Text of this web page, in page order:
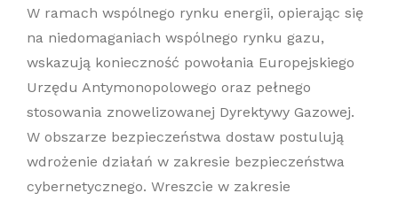
W ramach wspólnego rynku energii, opierając się
na niedomaganiach wspólnego rynku gazu,
wskazują konieczność powołania Europejskiego
Urzędu Antymonopolowego oraz pełnego
stosowania znowelizowanej Dyrektywy Gazowej.
W obszarze bezpieczeństwa dostaw postulują
wdrożenie działań w zakresie bezpieczeństwa
cybernetycznego. Wreszcie w zakresie